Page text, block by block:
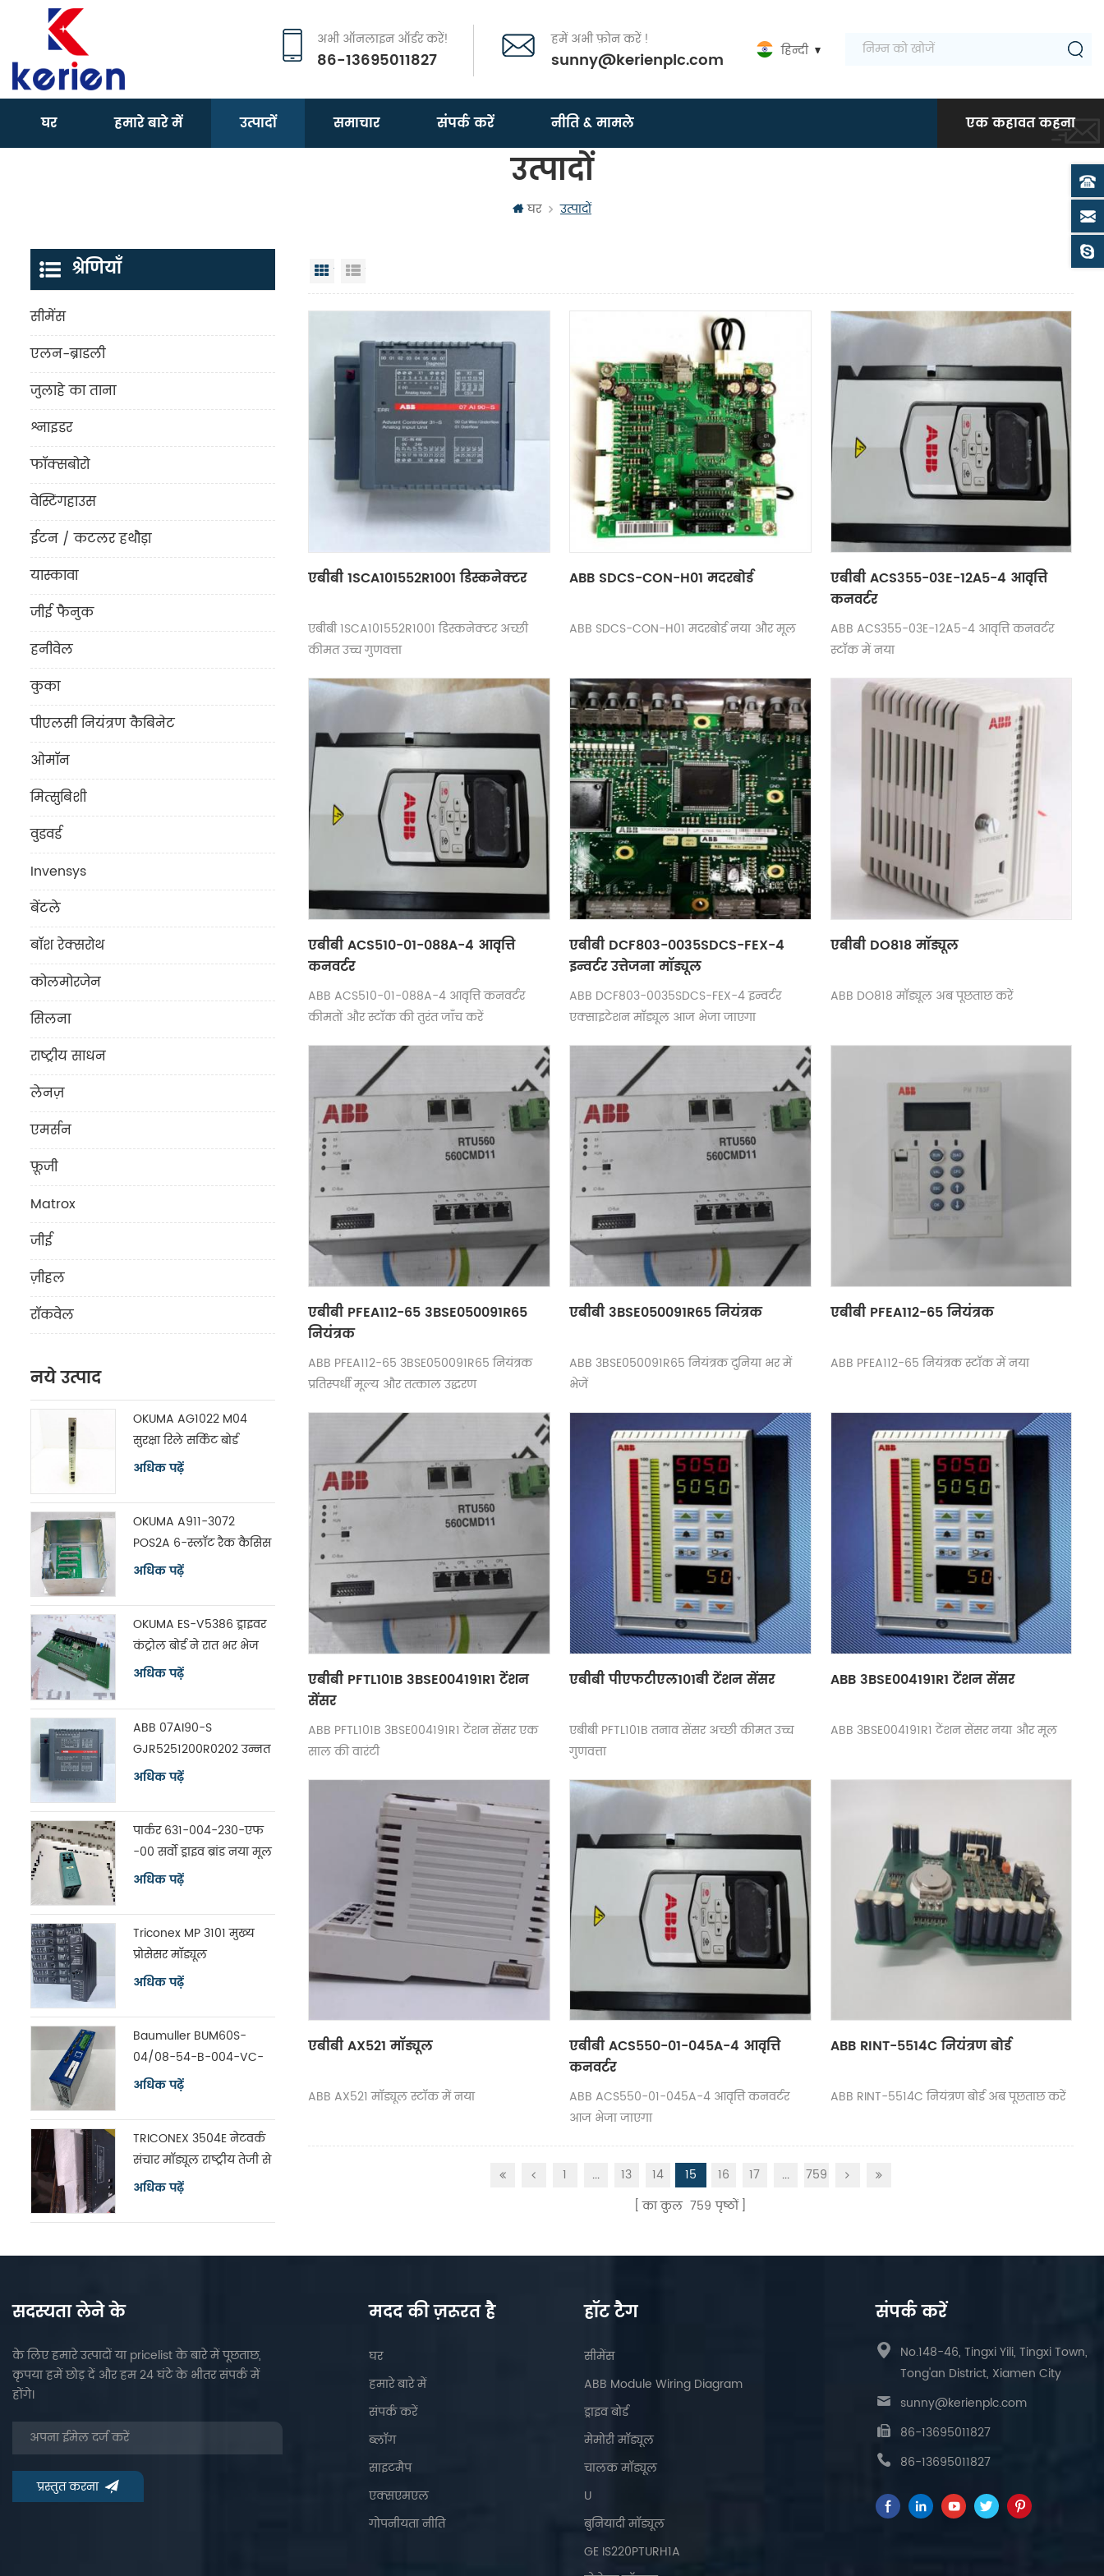
हिन्दी
अभी ऑनलाइन ऑर्डर करें!
86-13695011827
हमें अभी फ़ोन करें !
sunny@kerienplc.com
घर हमारे बारे में उत्पादों समाचार संपर्क करें नीति & मामले एक कहावत कहना
उत्पादों
घर उत्पादों
जालक दृश्यसूची दृश्य
एबीबी 1SCA101552R1001 डिस्कनेक्टर
एबीबी 1SCA101552R1001 डिस्कनेक्टर अच्छी
कीमत उच्च गुणवत्ता
ABB SDCS-CON-H01 मदरबोर्ड
ABB SDCS-CON-H01 मदरबोर्ड नया और मूल
एबीबी ACS355-03E-12A5-4 आवृत्ति
कनवर्टर
ABB ACS355-03E-12A5-4 आवृत्ति कनवर्टर
स्टॉक में नया
एबीबी ACS510-01-088A-4 आवृत्ति
कनवर्टर
ABB ACS510-01-088A-4 आवृत्ति कनवर्टर
कीमतों और स्टॉक की तुरंत जाँच करें
एबीबी DCF803-0035SDCS-FEX-4
इन्वर्टर उत्तेजना मॉड्यूल
ABB DCF803-0035SDCS-FEX-4 इन्वर्टर
एक्साइटेशन मॉड्यूल आज भेजा जाएगा
एबीबी DO818 मॉड्यूल
ABB DO818 मॉड्यूल अब पूछताछ करें
एबीबी PFEA112-65 3BSE050091R65
नियंत्रक
ABB PFEA112-65 3BSE050091R65 नियंत्रक
प्रतिस्पर्धी मूल्य और तत्काल उद्धरण
एबीबी 3BSE050091R65 नियंत्रक
ABB 3BSE050091R65 नियंत्रक दुनिया भर में
भेजें
एबीबी PFEA112-65 नियंत्रक
ABB PFEA112-65 नियंत्रक स्टॉक में नया
एबीबी PFTL101B 3BSE004191R1 टेंशन
सेंसर
ABB PFTL101B 3BSE004191R1 टेंशन सेंसर एक
साल की वारंटी
एबीबी पीएफटीएल101बी टेंशन सेंसर
एबीबी PFTL101B तनाव सेंसर अच्छी कीमत उच्च
गुणवत्ता
ABB 3BSE004191R1 टेंशन सेंसर
ABB 3BSE004191R1 टेंशन सेंसर नया और मूल
एबीबी AX521 मॉड्यूल
ABB AX521 मॉड्यूल स्टॉक में नया
एबीबी ACS550-01-045A-4 आवृत्ति
कनवर्टर
ABB ACS550-01-045A-4 आवृत्ति कनवर्टर
आज भेजा जाएगा
ABB RINT-5514C नियंत्रण बोर्ड
ABB RINT-5514C नियंत्रण बोर्ड अब पूछताछ करें
1 ... 13 14 15 16 17 ...
759
का कुल 759 पृष्ठों
श्रेणियाँ
सीमेंस
एलन-ब्राडली
जुलाहे का ताना
श्नाइडर
फॉक्सबोरो
वेस्टिंगहाउस
ईटन / कटलर हथौड़ा
यास्कावा
जीई फैनुक
हनीवेल
कुका
पीएलसी नियंत्रण कैबिनेट
ओमॉन
मित्सुबिशी
वुडवर्ड
Invensys
बेंटले
बॉश रेक्सरोथ
कोलमोरजेन
सिलना
राष्ट्रीय साधन
लेनज़
एमर्सन
फ़ूजी
Matrox
जीई
ज़ीहल
रॉकवेल
नये उत्पाद
OKUMA AG1022 M04
सुरक्षा रिले सर्किट बोर्ड
मॉड्यूल H1102P-2
अधिक पढ़ें
OKUMA A911-3072
POS2A 6-स्लॉट रैक कैसिस
विथ बोर्ड ES-V5390
अधिक पढ़ें
OKUMA ES-V5386 ड्राइवर
कंट्रोल बोर्ड ने रात भर भेज
दिया
अधिक पढ़ें
ABB 07AI90-S
GJR5251200R0202 उन्नत
नियंत्रक विश्लेषण इनपुट
अधिक पढ़ें
पार्कर 631-004-230-एफ
-00 सर्वो ड्राइव ब्रांड नया मूल
अधिक पढ़ें
Triconex MP 3101 मुख्य
प्रोसेसर मॉड्यूल
अधिक पढ़ें
Baumuller BUM60S-
04/08-54-B-004-VC-
A0-00-1113-00 सर्वो ड्राइव
अधिक पढ़ें
TRICONEX 3504E नेटवर्क
संचार मॉड्यूल राष्ट्रीय तेजी से
शिपिंग
अधिक पढ़ें
सदस्यता लेने के
के लिए हमारे उत्पादों या pricelist के बारे में पूछताछ,
कृपया हमें छोड़ दें और हम 24 घंटे के भीतर संपर्क में
होंगे।
मदद की ज़रूरत है
घर
हमारे बारे में
संपर्क करें
ब्लॉग
साइटमैप
एक्सएमएल
गोपनीयता नीति
हॉट टैग
सीमेंस
ABB Module Wiring Diagram
ड्राइव बोर्ड
मेमोरी मॉड्यूल
चालक मॉड्यूल
U
बुनियादी मॉड्यूल
GE IS220PTURH1A
संपर्क करें
No.148-46, Tingxi Yili, Tingxi Town,
Tong'an District, Xiamen City
sunny@kerienplc.com
86-13695011827
86-13695011827